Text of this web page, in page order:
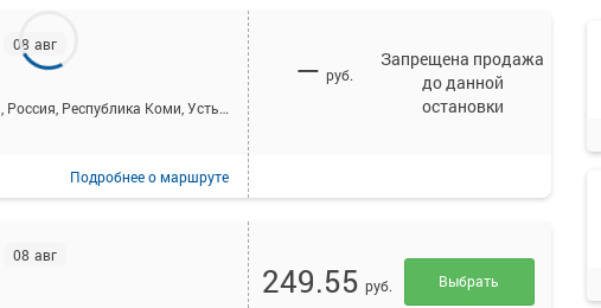
08 авг
Айкино с. АС, Россия, Республика Коми, Усть-Вымский район, село Айкино, Центральная ул, 189А
Подробнеео маршруте
— руб.
Запрещена продажа
до данной
остановки
08 авг
249.55 руб. Выбрать